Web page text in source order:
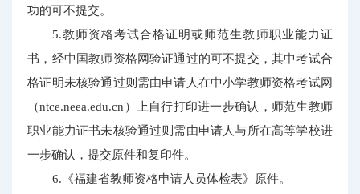
功的可不提交。
5.教师资格考试合格证明或师范生教师职业能力证
书，经中国教师资格网验证通过的可不提交，其中考试合
格证明未核验通过则需由申请人在中小学教师资格考试网
（ntce.neea.edu.cn）上自行打印进一步确认，师范生教师
职业能力证书未核验通过则需由申请人与所在高等学校进
一步确认，提交原件和复印件。
6.《福建省教师资格申请人员体检表》原件。